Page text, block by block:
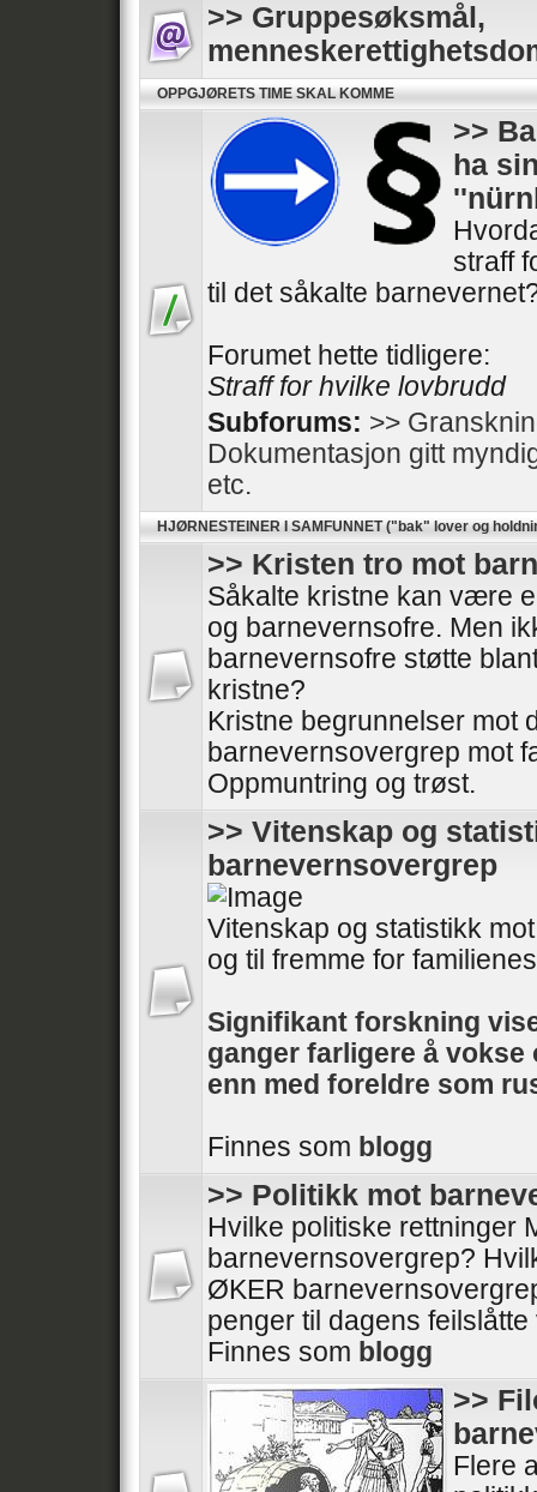
>> Gruppesøksmål,
OPPGJØRETS TIME SKAL KOMME
>>
ha
straff
til det såkalte
Forumet hette tidligere:
Straff for hvilke lovbrudd
Subforums: >>
Dokumentasjon gitt
etc.
HJØRNESTEINER I SAMFUNNET ("bak" lover og
>> Kristen tro mot
Såkalte kristne kan være
og barnevernsofre. Men
barnevernsofre støtte
kristne?
Kristne begrunnelser mot
barnevernsovergrep mot
Oppmuntring og trøst.
>> Vitenskap og
barnevernsovergrep
Vitenskap og statistikk
og til fremme for
Signifikant forskning
ganger farligere å vokse
enn med foreldre som
Finnes som blogg
>> Politikk mot
Hvilke politiske rettninger
barnevernsovergrep?
ØKER
penger til dagens
Finnes som blogg
>>
Flere